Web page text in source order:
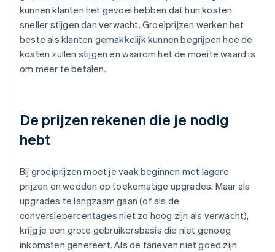
kunnen klanten het gevoel hebben dat hun kosten
sneller stijgen dan verwacht. Groeiprijzen werken het
beste als klanten gemakkelijk kunnen begrijpen hoe de
kosten zullen stijgen en waarom het de moeite waard is
om meer te betalen.
De prijzen rekenen die je nodig
hebt
Bij groeiprijzen moet je vaak beginnen met lagere
prijzen en wedden op toekomstige upgrades. Maar als
upgrades te langzaam gaan (of als de
conversiepercentages niet zo hoog zijn als verwacht),
krijg je een grote gebruikersbasis die niet genoeg
inkomsten genereert. Als de tarieven niet goed zijn